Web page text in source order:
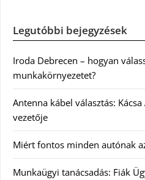
Legutóbbi bejegyzések
Iroda Debrecen – hogyan
munkakörnyezetet?
Antenna kábel választás:
vezetője
Miért fontos minden autónak
Munkaügyi tanácsadás: Fiák